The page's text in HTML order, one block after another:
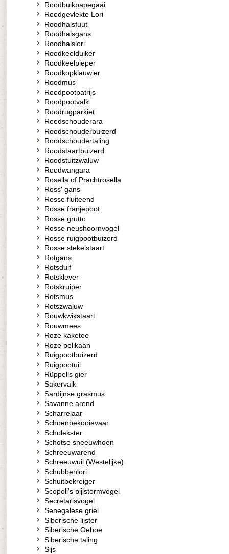
Roodbuikpapegaai
Roodgevlekte Lori
Roodhalsfuut
Roodhalsgans
Roodhalslori
Roodkeelduiker
Roodkeelpieper
Roodkopklauwier
Roodmus
Roodpootpatrijs
Roodpootvalk
Roodrugparkiet
Roodschouderara
Roodschouderbuizerd
Roodschoudertaling
Roodstaartbuizerd
Roodstuitzwaluw
Roodwangara
Rosella of Prachtrosella
Ross' gans
Rosse fluiteend
Rosse franjepoot
Rosse grutto
Rosse neushoornvogel
Rosse ruigpootbuizerd
Rosse stekelstaart
Rotgans
Rotsduif
Rotsklever
Rotskruiper
Rotsmus
Rotszwaluw
Rouwkwikstaart
Rouwmees
Roze kaketoe
Roze pelikaan
Ruigpootbuizerd
Ruigpootuil
Rüppells gier
Sakervalk
Sardijnse grasmus
Savanne arend
Scharrelaar
Schoenbekooievaar
Scholekster
Schotse sneeuwhoen
Schreeuwarend
Schreeuwuil (Westelijke)
Schubbenlori
Schuitbekreiger
Scopoli's pijlstormvogel
Secretarisvogel
Senegalese griel
Siberische lijster
Siberische Oehoe
Siberische taling
Sijs